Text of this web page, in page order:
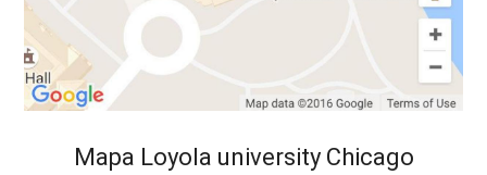
Mapa Loyola university Chicago